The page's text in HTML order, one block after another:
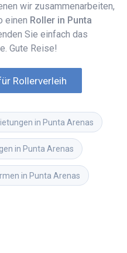
wir zusammenarbeiten,
einen Roller in Punta
Sie einfach das
Gute Reise!
Rollerverleih
in Punta Arenas
in Punta Arenas
in Punta Arenas